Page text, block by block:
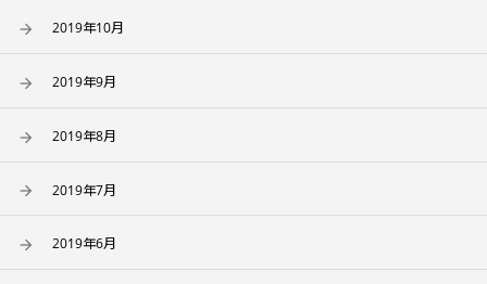
2019年10月
2019年9月
2019年8月
2019年7月
2019年6月